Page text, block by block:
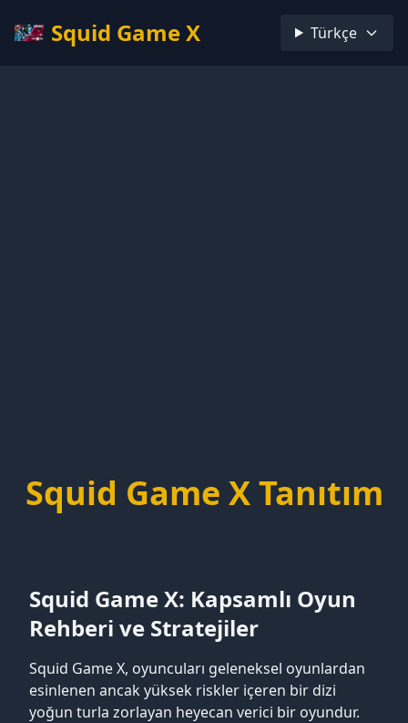
Squid Game X Türkçe
Squid Game X Tanıtım
Squid Game X: Kapsamlı Oyun
Rehberi ve Stratejiler
Squid Game X, oyuncuları geleneksel oyunlardan
esinlenen ancak yüksek riskler içeren bir dizi
yoğun turla zorlayan heyecan verici bir oyundur.